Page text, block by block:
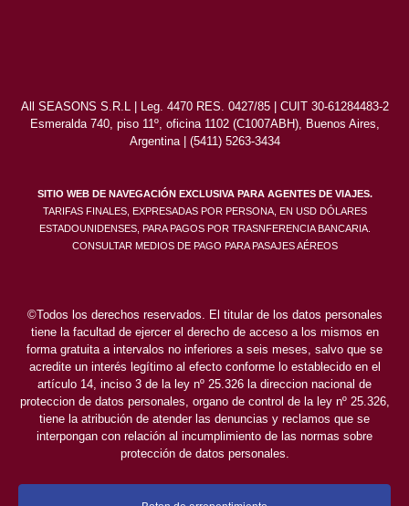
All SEASONS S.R.L | Leg. 4470 RES. 0427/85 | CUIT 30-61284483-2
Esmeralda 740, piso 11º, oficina 1102 (C1007ABH), Buenos Aires,
Argentina | (5411) 5263-3434
SITIO WEB DE NAVEGACIÓN EXCLUSIVA PARA AGENTES DE VIAJES.
TARIFAS FINALES, EXPRESADAS POR PERSONA, EN USD DÓLARES
ESTADOUNIDENSES, PARA PAGOS POR TRASNFERENCIA BANCARIA.
CONSULTAR MEDIOS DE PAGO PARA PASAJES AÉREOS
©Todos los derechos reservados. El titular de los datos personales
tiene la facultad de ejercer el derecho de acceso a los mismos en
forma gratuita a intervalos no inferiores a seis meses, salvo que se
acredite un interés legítimo al efecto conforme lo establecido en el
artículo 14, inciso 3 de la ley nº 25.326 la direccion nacional de
proteccion de datos personales, organo de control de la ley nº 25.326,
tiene la atribución de atender las denuncias y reclamos que se
interpongan con relación al incumplimiento de las normas sobre
protección de datos personales.